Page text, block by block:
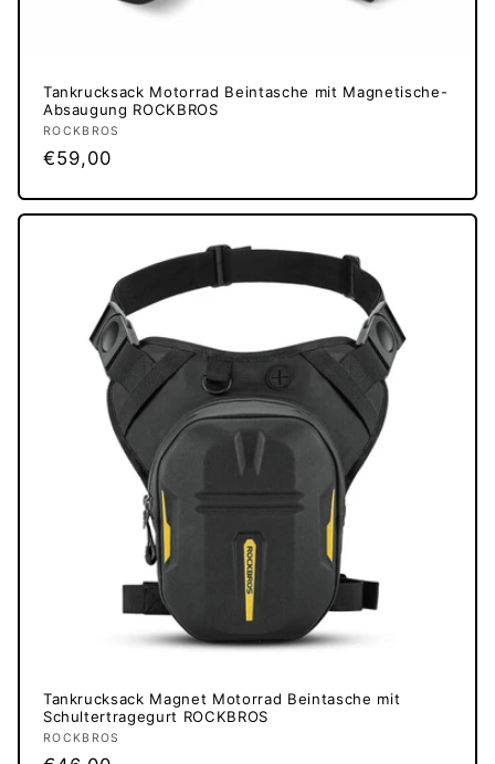
Tankrucksack Motorrad Beintasche mit Magnetische-
Absaugung ROCKBROS
Anbieter:
ROCKBROS
Normaler
€59,00
Tankrucksack Magnet Motorrad Beintasche mit
Schultertragegurt ROCKBROS
Anbieter:
ROCKBROS